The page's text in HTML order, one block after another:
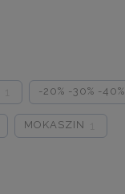
-20% -30% -40%
MOKASZIN